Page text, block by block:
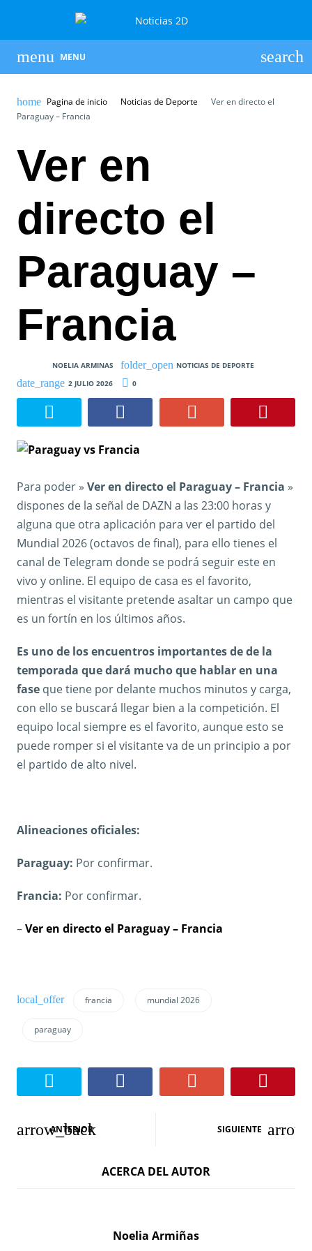
MENU
Pagina de inicio Noticias de Deporte
Ver en directo el
Paraguay – Francia
Ver en
directo el
Paraguay –
Francia
NOELIA ARMINAS
NOTICIAS DE DEPORTE
2 JULIO 2026
0
Para poder » Ver en directo el Paraguay – Francia »
dispones de la señal de DAZN a las 23:00 horas y
alguna que otra aplicación para ver el partido del
Mundial 2026 (octavos de final), para ello tienes el
canal de Telegram donde se podrá seguir este en
vivo y online. El equipo de casa es el favorito,
mientras el visitante pretende asaltar un campo que
es un fortín en los últimos años.
Es uno de los encuentros importantes de de la
temporada que dará mucho que hablar en una
fase que tiene por delante muchos minutos y carga,
con ello se buscará llegar bien a la competición. El
equipo local siempre es el favorito, aunque esto se
puede romper si el visitante va de un principio a por
el partido de alto nivel.
Alineaciones oficiales:
Paraguay: Por confirmar.
Francia: Por confirmar.
–Ver en directo el Paraguay – Francia
francia mundial 2026
paraguay
N
ANTERIOR SIGUIENTE
ACERCA DEL AUTOR
Noelia Armiñas